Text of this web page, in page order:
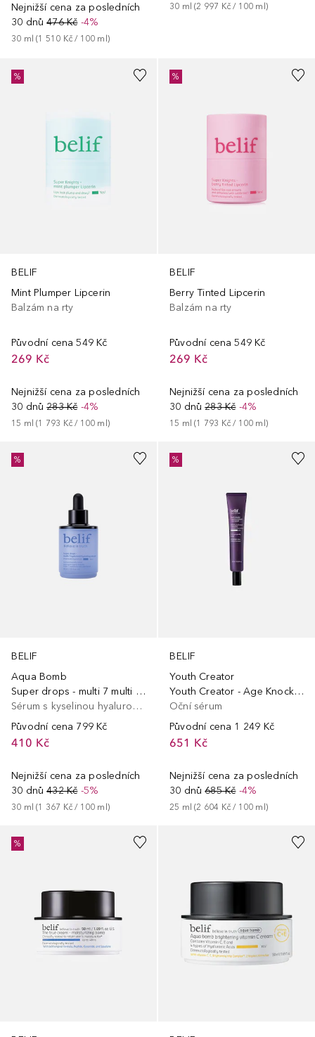
Nejnižší cena za posledních
30 dnů 476 Kč-4%
30 ml (1 510 Kč / 100 ml)
30 ml (2 997 Kč / 100 ml)
BELIF
Mint Plumper Lipcerin
Balzám na rty
Původní cena 549 Kč
269 Kč
Nejnižší cena za posledních
30 dnů 283 Kč-4%
15 ml (1 793 Kč / 100 ml )
%
BELIF
Berry Tinted Lipcerin
Balzám na rty
Původní cena 549 Kč
269 Kč
Nejnižší cena za posledních
30 dnů 283 Kč-4%
15 ml (1 793 Kč / 100 ml )
%
BELIF
Aqua Bomb
Super drops - multi 7 multi hyaluron serum
Sérum s kyselinou hyaluronovou
Původní cena 799 Kč
410 Kč
Nejnižší cena za posledních
30 dnů 432 Kč-5%
30 ml (1 367 Kč / 100 ml)
%
BELIF
Youth Creator
Youth Creator - Age Knockdown Eye Serum
Oční sérum
Původní cena 1 249 Kč
651 Kč
Nejnižší cena za posledních
30 dnů 685 Kč-4%
25 ml (2 604 Kč / 100 ml )
%
%